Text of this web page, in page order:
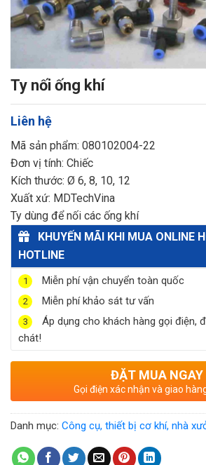
Ty nối ống khí
Liên hệ
Mã sản phẩm: 080102004-22
Đơn vị tính: Chiếc
Kích thước: Ø 6, 8, 10, 12
Xuất xứ: MDTechVina
Ty dùng để nối các ống khí
KHUYẾN MÃI KHI MUA ONLINE
HOTLINE
1 Miễn phí vận chuyển toàn quốc
2 Miễn phí khảo sát tư vấn
3
Áp dụng cho khách hàng gọi điện,
chát!
ĐẶT MUA NGAY
Gọi điện xác nhận và giao
Danh mục: Công cụ, thiết bị cơ khí, nhà